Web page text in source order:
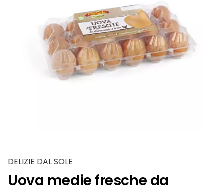
DELIZIE DAL SOLE
Uova medie fresche da